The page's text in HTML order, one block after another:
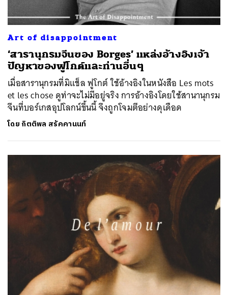
Art of disappointment
‘สารานุกรมจีนของ Borges’ แหล่งอ้างอิงเจ้า
ปัญหาของฟูโกต์และท่านอื่นๆ
เมื่อสารานุกรมที่มิแช็ล ฟูโกต์ ใช้อ้างอิงในหนังสือ Les mots
et les chose ดูท่าจะไม่มีอยู่จริง การอ้างอิงโดยใช้สานานุกรม
จีนที่บอร์เกสอุปโลกน์ขึ้นนี้ จึงถูกโจมตีอย่างดุเดือด
โดย กิตติพล สรัคคานนท์